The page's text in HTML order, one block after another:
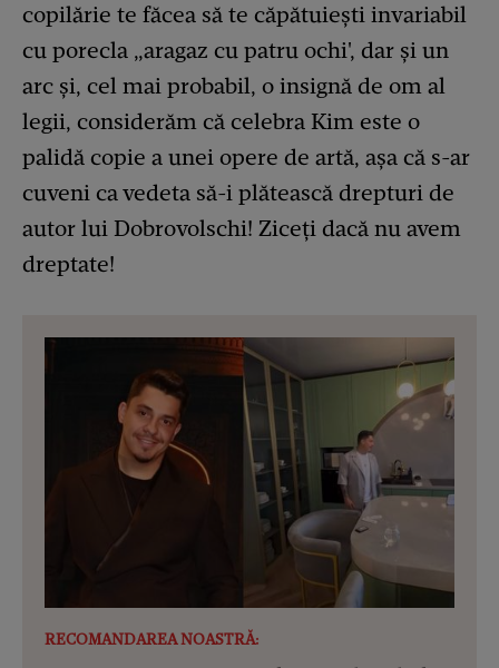
copilărie te făcea să te căpătuiești invariabil
cu porecla „aragaz cu patru ochi', dar și un
arc și, cel mai probabil, o insignă de om al
legii, considerăm că celebra Kim este o
palidă copie a unei opere de artă, așa că s-ar
cuveni ca vedeta să-i plătească drepturi de
autor lui Dobrovolschi! Ziceți dacă nu avem
dreptate!
RECOMANDAREA NOASTRĂ: